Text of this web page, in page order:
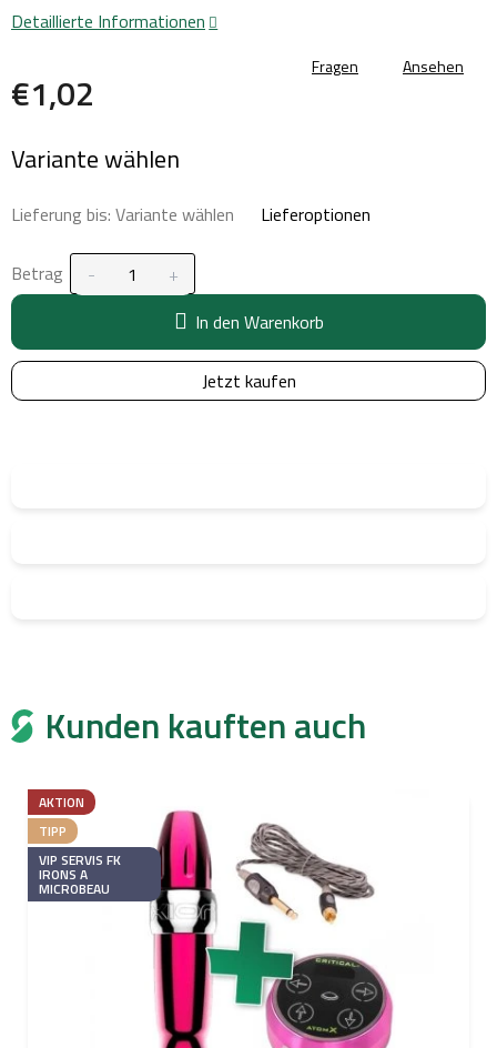
€1,02
Variante wählen
Lieferung bis: Variante wählen Lieferoptionen
Betrag
In den Warenkorb
Jetzt kaufen
Detaillierte Informationen
Fragen Ansehen
Kunden kauften auch
AKTION
TIPP
VIP SERVIS FK
IRONS A
MICROBEAU